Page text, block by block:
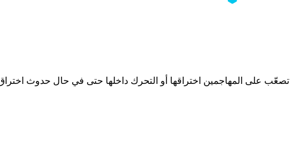
تصعّب على المهاجمين اختراقها أو التحرك داخلها حتى في حال حدوث